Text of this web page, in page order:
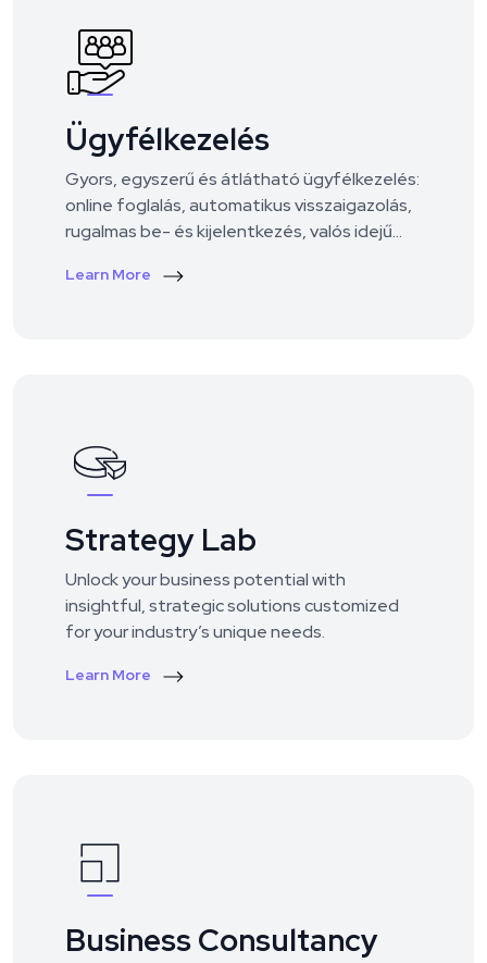
Ügyfélkezelés
Gyors, egyszerű és átlátható ügyfélkezelés:
online foglalás, automatikus visszaigazolás,
rugalmas be- és kijelentkezés, valós idejű
minden gördülékenyen, felesleges
Learn More
Strategy Lab
Unlock your business potential with
insightful, strategic solutions customized
for your industry’s unique needs.
Learn More
Business Consultancy